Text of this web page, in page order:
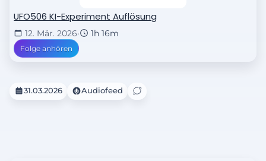
UFO506 KI-Experiment Auflösung
12. Mär. 2026· 1h 16m
Folge anhören
31.03.2026 Audiofeed